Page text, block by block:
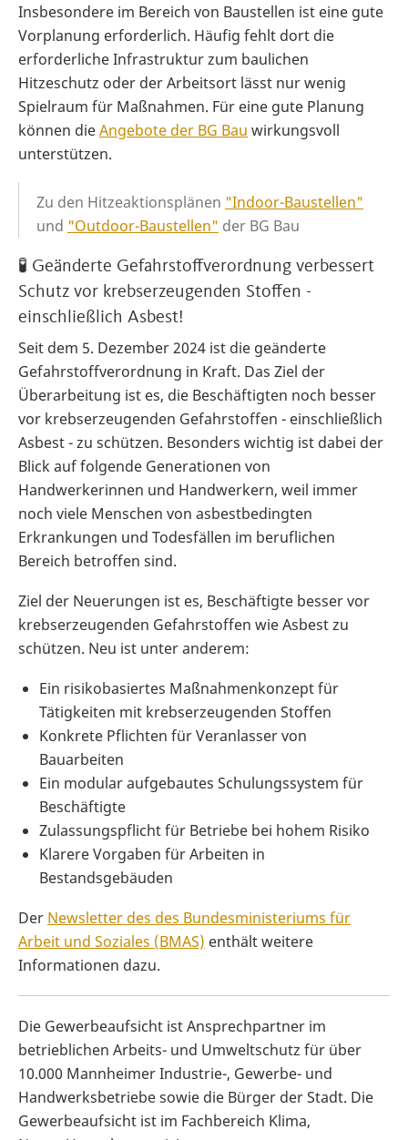
Insbesondere im Bereich von Baustellen ist eine gute
Vorplanung erforderlich. Häufig fehlt dort die
erforderliche Infrastruktur zum baulichen
Hitzeschutz oder der Arbeitsort lässt nur wenig
Spielraum für Maßnahmen. Für eine gute Planung
können dieAngebote der BG Bau wirkungsvoll
unterstützen.
Zu den Hitzeaktionsplänen "Indoor-Baustellen"
und "Outdoor-Baustellen" der BG Bau
🧪 Geänderte Gefahrstoffverordnung verbessert
Schutz vor krebserzeugenden Stoffen -
einschließlich Asbest!
Seit dem 5. Dezember 2024 ist die geänderte
Gefahrstoffverordnung in Kraft. Das Ziel der
Überarbeitung ist es, die Beschäftigten noch besser
vor krebserzeugenden Gefahrstoffen - einschließlich
Asbest - zu schützen. Besonders wichtig ist dabei der
Blick auf folgende Generationen von
Handwerkerinnen und Handwerkern, weil immer
noch viele Menschen von asbestbedingten
Erkrankungen und Todesfällen im beruflichen
Bereich betroffen sind.
Ziel der Neuerungen ist es, Beschäftigte besser vor
krebserzeugenden Gefahrstoffen wie Asbest zu
schützen. Neu ist unter anderem:
Ein risikobasiertes Maßnahmenkonzept für
Tätigkeiten mit krebserzeugenden Stoffen
Konkrete Pflichten für Veranlasser von
Bauarbeiten
Ein modular aufgebautes Schulungssystem für
Beschäftigte
Zulassungspflicht für Betriebe bei hohem Risiko
Klarere Vorgaben für Arbeiten in
Bestandsgebäuden
Der Newsletter des des Bundesministeriums für
Arbeit und Soziales (BMAS) enthält weitere
Informationen dazu.
Die Gewerbeaufsicht ist Ansprechpartner im
betrieblichen Arbeits- und Umweltschutz für über
10.000 Mannheimer Industrie-, Gewerbe- und
Handwerksbetriebe sowie die Bürger der Stadt. Die
Gewerbeaufsicht ist im Fachbereich Klima,